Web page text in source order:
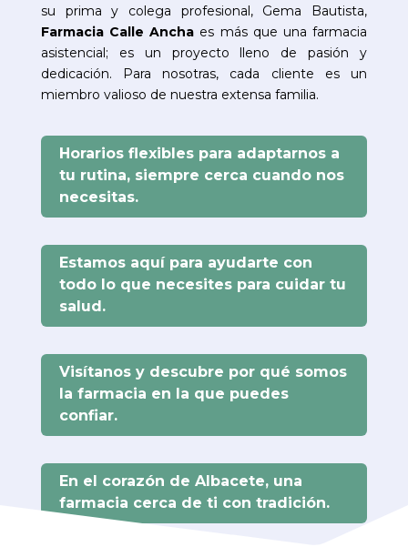
su prima y colega profesional, Gema Bautista,
Farmacia Calle Ancha es más que una farmacia
asistencial; es un proyecto lleno de pasión y
dedicación. Para nosotras, cada cliente es un
miembro valioso de nuestra extensa familia.
Horarios flexibles para adaptarnos a
tu rutina, siempre cerca cuando nos
necesitas.
Estamos aquí para ayudarte con
todo lo que necesites para cuidar tu
salud.
Visítanos y descubre por qué somos
la farmacia en la que puedes
confiar.
En el corazón de Albacete, una
farmacia cerca de ti con tradición.